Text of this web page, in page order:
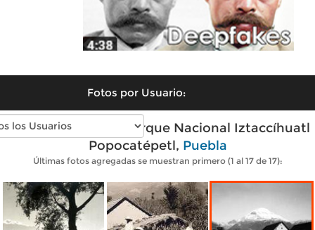
Fotos por Usuario:
Fotos antiguas de Parque Nacional Iztaccíhuatl
Popocatépetl, Puebla
Últimas fotos agregadas se muestran primero (1 al 17 de 17):